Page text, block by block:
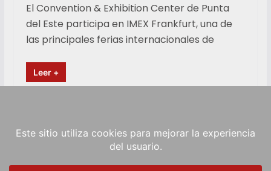
El Convention & Exhibition Center de Punta
del Este participa en IMEX Frankfurt, una de
las principales ferias internacionales de
Leer +